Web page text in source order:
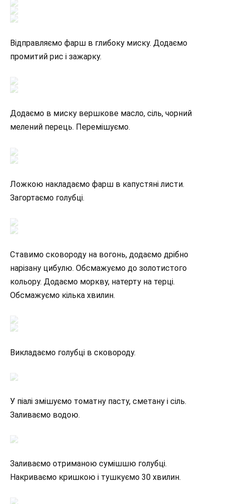
Відправляємо фарш в глибоку миску. Додаємо
промитий рис і зажарку.
Додаємо в миску вершкове масло, сіль, чорний
мелений перець. Перемішуємо.
Ложкою накладаємо фарш в капустяні листи.
Загортаємо голубці.
Ставимо сковороду на вогонь, додаємо дрібно
нарізану цибулю. Обсмажуємо до золотистого
кольору. Додаємо моркву, натерту на терці.
Обсмажуємо кілька хвилин.
Викладаємо голубці в сковороду.
У піалі змішуємо томатну пасту, сметану і сіль.
Заливаємо водою.
Заливаємо отриманою сумішшю голубці.
Накриваємо кришкою і тушкуємо 30 хвилин.